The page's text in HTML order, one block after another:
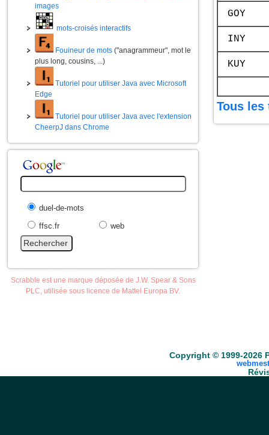
images
mots-croisés interactifs
Fouineur de mots ("anagrammeur", mot le
plus long, cousins, ...)
Tutoriel pour utiliser Java avec Microsoft
Edge
Tutoriel pour utiliser Java avec l'extension
CheerpJ dans Chrome
duel-de-mots
ffsc.fr
web
Scrabble est une marque déposée de J.W. Spear & Sons
PLC, utilisée sous licence de Mattel Europa BV.
GOY
INY
KUY
Tous les
Copyright © 1999-2026